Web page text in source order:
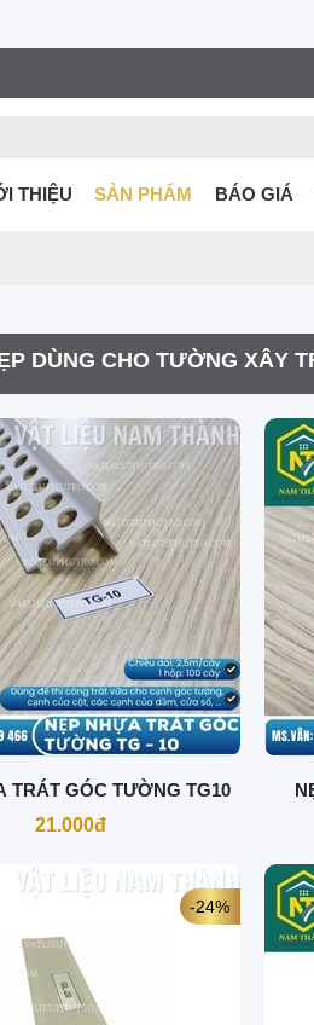
THIỆU SẢN PHẨM BÁO GIÁ
DÙNG CHO TƯỜNG XÂY
TRÁT GÓC TƯỜNG TG10
21.000đ
-24%